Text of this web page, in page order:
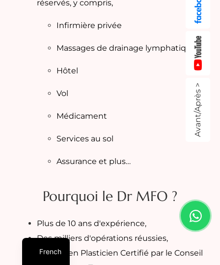
réservés, y compris,
Infirmière privée
Massages de drainage lymphatique
Hôtel
Vol
Médicament
Services au sol
Assurance et plus…
Pourquoi le Dr MFO ?
Plus de 10 ans d'expérience,
Des milliers d'opérations réussies,
Chirurgien Plasticien Certifié par le Conseil
Avant/Après >
French